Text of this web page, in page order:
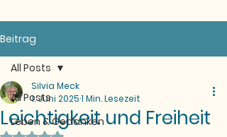
Beitrag
All Posts
Leben & Gedanken
All Posts
Leichtigkeit und Freiheit
Silvia Meck
1. Juni 20251 Min. Lesezeit